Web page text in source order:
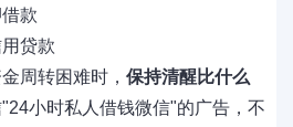
款
贷款
周转困难时， 保持清醒比什么
小时私人借钱微信"的广告，不